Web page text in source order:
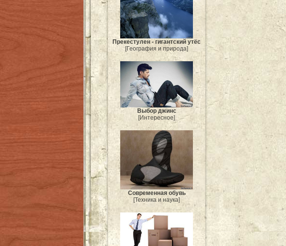
Прекестулен - гигантский утёс
[География и природа]
Выбор джинс
[Интересное]
Современная обувь
[Техника и наука]